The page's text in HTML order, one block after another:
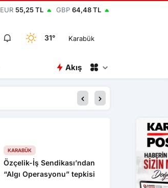
EUR 55,25 TL GBP 64,48 TL
31° Karabük
Akış
12:37 Uluslararası
KARABÜK
Özçelik-İş Sendikası’ndan
“Algı Operasyonu” tepkisi